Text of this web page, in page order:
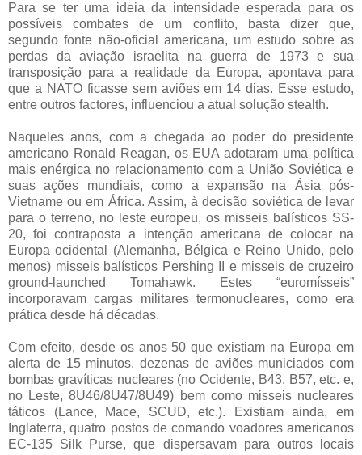
Para se ter uma ideia da intensidade esperada para os
possíveis combates de um conflito, basta dizer que,
segundo fonte não-oficial americana, um estudo sobre as
perdas da aviação israelita na guerra de 1973 e sua
transposição para a realidade da Europa, apontava para
que a NATO ficasse sem aviões em 14 dias. Esse estudo,
entre outros factores, influenciou a atual solução stealth.
Naqueles anos, com a chegada ao poder do presidente
americano Ronald Reagan, os EUA adotaram uma política
mais enérgica no relacionamento com a União Soviética e
suas ações mundiais, como a expansão na Ásia pós-
Vietname ou em África. Assim, à decisão soviética de levar
para o terreno, no leste europeu, os misseis balísticos SS-
20, foi contraposta a intenção americana de colocar na
Europa ocidental (Alemanha, Bélgica e Reino Unido, pelo
menos) misseis balísticos Pershing II e misseis de cruzeiro
ground-launched Tomahawk. Estes “euromísseis”
incorporavam cargas militares termonucleares, como era
prática desde há décadas.
Com efeito, desde os anos 50 que existiam na Europa em
alerta de 15 minutos, dezenas de aviões municiados com
bombas gravíticas nucleares (no Ocidente, B43, B57, etc. e,
no Leste, 8U46/8U47/8U49) bem como misseis nucleares
táticos (Lance, Mace, SCUD, etc.). Existiam ainda, em
Inglaterra, quatro postos de comando voadores americanos
EC-135 Silk Purse, que dispersavam para outros locais